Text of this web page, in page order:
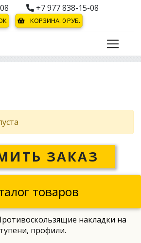
+7 977 838-15-08
КОРЗИНА: 0РУБ.
ЗАКАЗ
товаров
накладки на
профили.